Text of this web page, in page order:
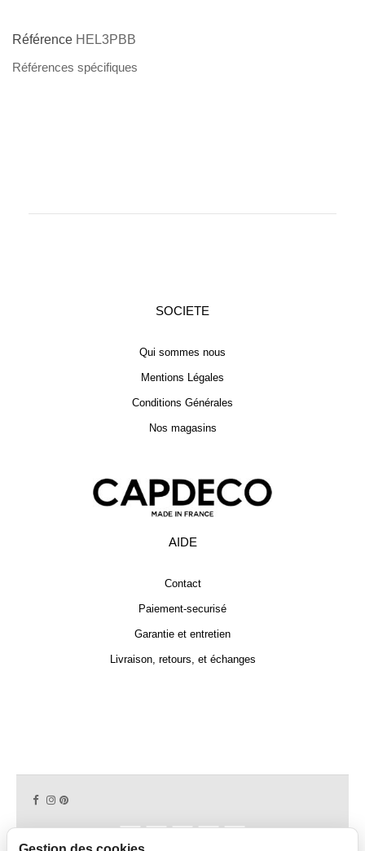
Référence HEL3PBB
Références spécifiques
SOCIETE
Qui sommes nous
Mentions Légales
Conditions Générales
Nos magasins
AIDE
Contact
Paiement-securisé
Garantie et entretien
Livraison, retours, et échanges